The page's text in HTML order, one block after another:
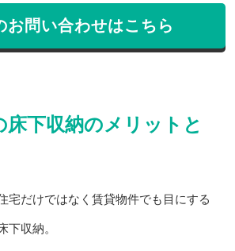
お問い合わせはこちら
床下収納のメリットと
宅だけではなく賃貸物件でも目にする
下収納。